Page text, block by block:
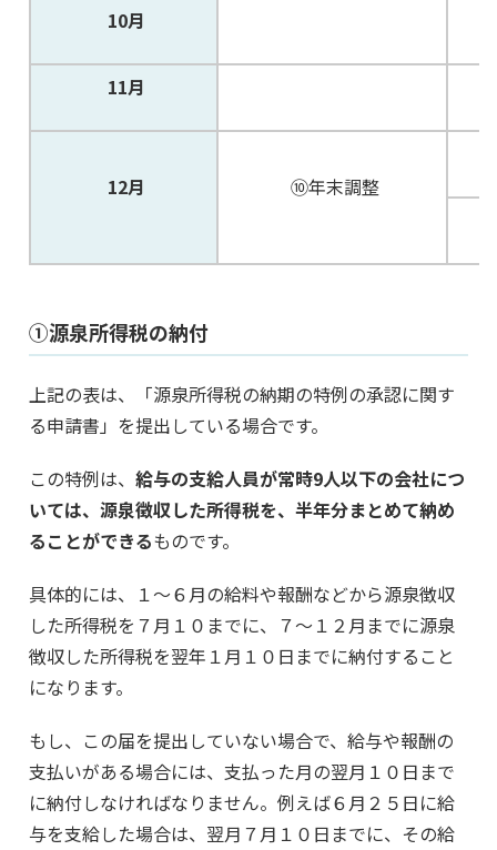
10月
11月
12月 ⑩年末調整
①源泉所得税の納付
上記の表は、「源泉所得税の納期の特例の承認に関す
る申請書」を提出している場合です。
この特例は、 給与の支給人員が常時9人以下の会社につ
いては、源泉徴収した所得税を、半年分まとめて納め
ることができるものです。
具体的には、１〜６月の給料や報酬などから源泉徴収
した所得税を７月１０までに、７〜１２月までに源泉
徴収した所得税を翌年１月１０日までに納付すること
になります。
もし、この届を提出していない場合で、給与や報酬の
支払いがある場合には、支払った月の翌月１０日まで
に納付しなければなりません。例えば６月２５日に給
与を支給した場合は、翌月７月１０日までに、その給